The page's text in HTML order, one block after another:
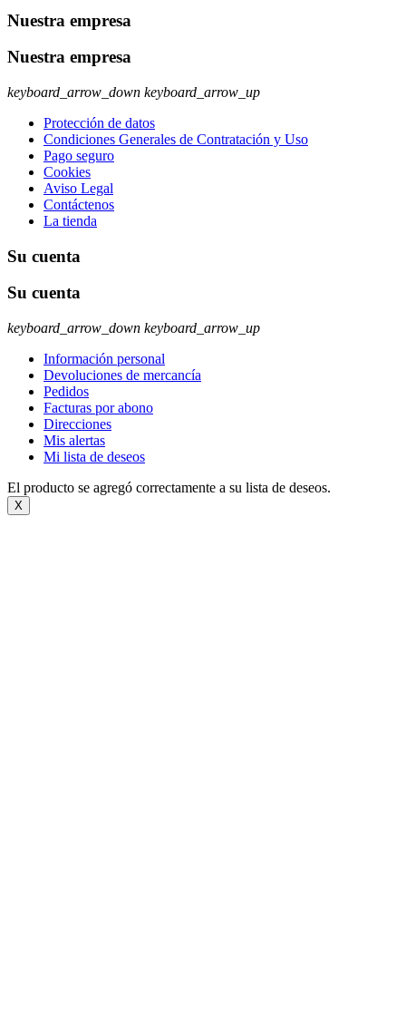
Nuestra empresa
Nuestra empresa
keyboard_arrow_down keyboard_arrow_up
Protección de datos
Condiciones Generales de Contratación y Uso
Pago seguro
Cookies
Aviso Legal
Contáctenos
La tienda
Su cuenta
Su cuenta
keyboard_arrow_down keyboard_arrow_up
Información personal
Devoluciones de mercancía
Pedidos
Facturas por abono
Direcciones
Mis alertas
Mi lista de deseos
El producto se agregó correctamente a su lista de deseos.
X